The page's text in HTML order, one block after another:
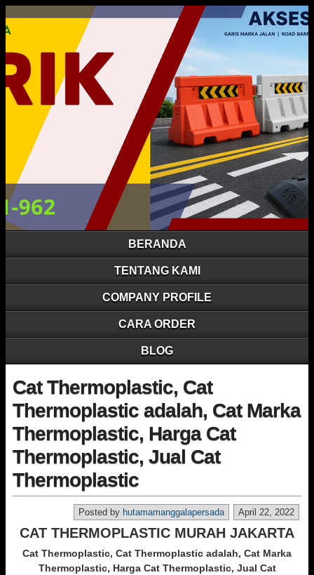
BERANDA
TENTANG KAMI
COMPANY PROFILE
CARA ORDER
BLOG
Cat Thermoplastic, Cat
Thermoplastic adalah, Cat Marka
Thermoplastic, Harga Cat
Thermoplastic, Jual Cat
Thermoplastic
April 22, 2022
Posted by hutamamanggalapersada
CAT THERMOPLASTIC MURAH JAKARTA
Cat Thermoplastic, Cat Thermoplastic adalah, Cat Marka
Thermoplastic, Harga Cat Thermoplastic, Jual Cat